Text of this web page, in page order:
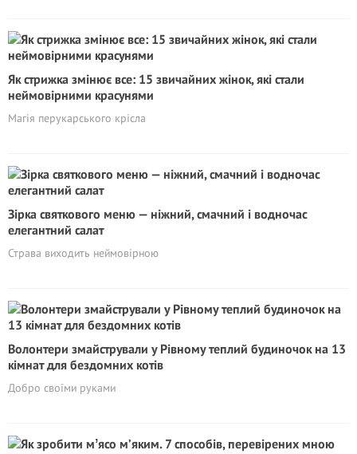
Як стрижка змінює все: 15 звичайних жінок, які стали
неймовірними красунями
Магія перукарського крісла
Зірка святкового меню — ніжний, смачний і водночас
елегантний салат
Страва виходить неймовірною
Волонтери змайстрували у Рівному теплий будиночок на 13
кімнат для бездомних котів
Добро своїми руками